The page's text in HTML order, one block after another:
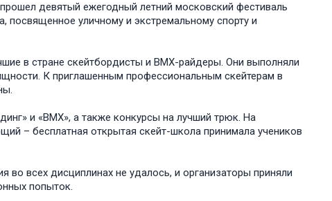
девятый ежегодный летний московский фестиваль
посвященное уличному и экстремальному спорту и
в стране скейтбордисты и ВМХ-райдеры. Они выполняли
К приглашенным профессиональным скейтерам в
и «BMX», а также конкурсы на лучший трюк. На
– бесплатная открытая скейт-школа принимала учеников
всех дисциплинах не удалось, и организаторы приняли
попыток.